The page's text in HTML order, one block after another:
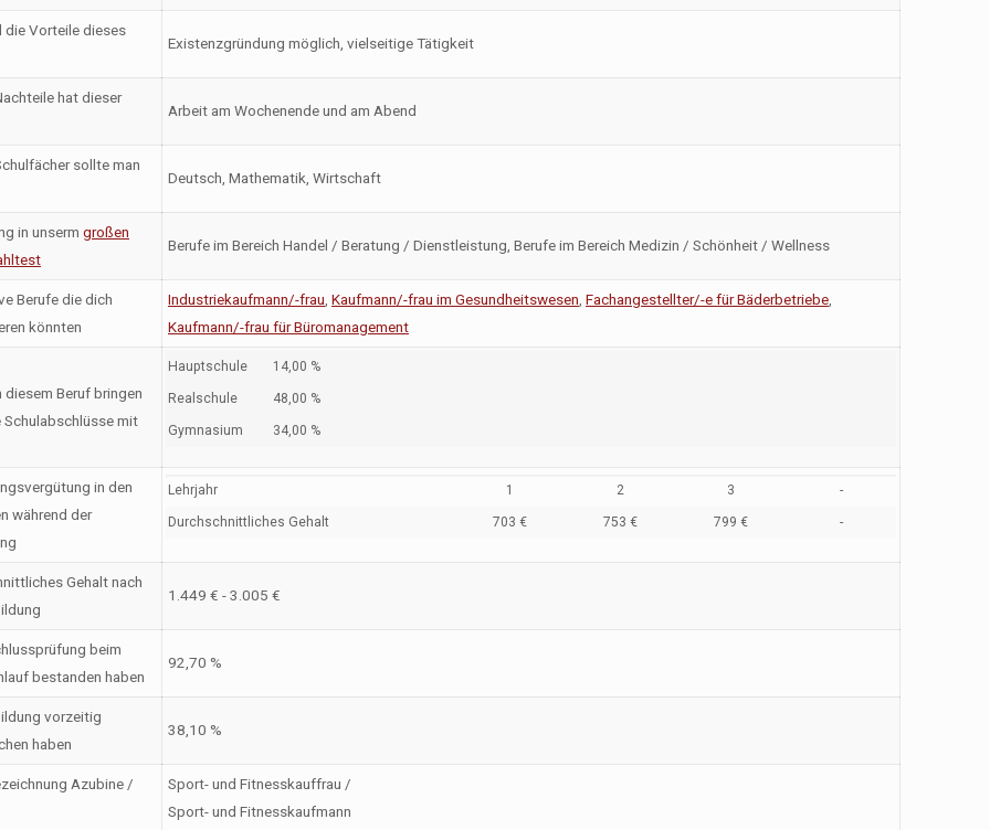
die Vorteile dieses
Existenzgründung möglich, vielseitige Tätigkeit
hat dieser
Arbeit am Wochenende und am Abend
sollte man
Deutsch, Mathematik, Wirtschaft
in unserm großen
Berufe im Bereich Handel / Beratung / Dienstleistung, Berufe im Bereich Medizin / Schönheit / Wellness
Berufe die dich
könnten
Industriekaufmann/-frau Kaufmann/-frau im Gesundheitswesen Fachangestellter/-e für Bäderbetriebe
Kaufmann/-frau für Büromanagement
diesem Beruf bringen
mit
Hauptschule 14,00 %
Realschule 48,00 %
Gymnasium 34,00 %
in den
während der
Lehrjahr 1 2 3 -
Durchschnittliches Gehalt 703 € 753 € 799 € -
Gehalt nach
1.449 € - 3.005 €
beim
bestanden haben
92,70 %
vorzeitig
haben
38,10 %
Azubine /
Sport- und Fitnesskauffrau /
Sport- und Fitnesskaufmann